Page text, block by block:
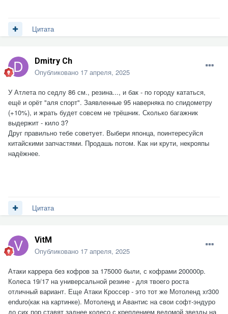
Цитата
Dmitry Ch
Опубликовано 17 апреля, 2025
У Атлета по седлу 86 см., резина..., и бак - по городу кататься,
ещё и орёт "аля спорт". Заявленные 95 наверняка по спидометру
(+10%), и жрать будет совсем не трёшник. Сколько багажник
выдержит - кило 3?
Друг правильно тебе советует. Выбери японца, поинтересуйся
китайскими запчастями. Продашь потом. Как ни крути, некрояпы
надёжнее.
Цитата
VitM
Опубликовано 17 апреля, 2025
Атаки каррера без кофров за 175000 были, с кофрами 200000р.
Колеса 19/17 на универсальной резине - для твоего роста
отличный вариант. Еще Атаки Кроссер - это тот же Мотоленд xr300
enduro(как на картинке). Мотоленд и Авантис на свои софт-эндуро
до сих пор ставят заднее колесо с креплением ведомой звезды на